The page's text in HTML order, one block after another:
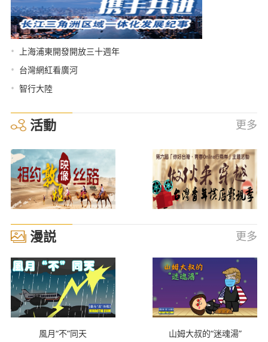
• 上海浦東開發開放三十週年
• 台灣網紅看廣河
• 智行大陸
活動 更多
漫説 更多
風月“不”同天 山姆大叔的“迷魂湯”